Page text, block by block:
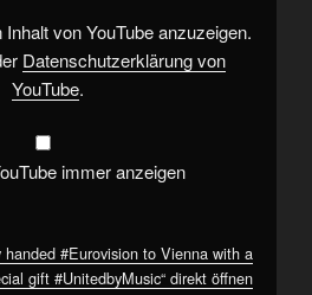
von YouTube anzuzeigen.
Datenschutzerklärung von
YouTube.
immer anzeigen
handed #Eurovision to Vienna with a
gift #UnitedbyMusic“ direkt öffnen